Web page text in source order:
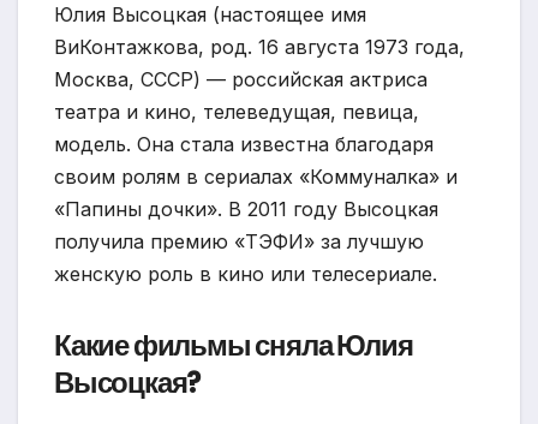
Юлия Высоцкая (настоящее имя
ВиКонтажкова, род. 16 августа 1973 года,
Москва, СССР) — российская актриса
театра и кино, телеведущая, певица,
модель. Она стала известна благодаря
своим ролям в сериалах «Коммуналка» и
«Папины дочки». В 2011 году Высоцкая
получила премию «ТЭФИ» за лучшую
женскую роль в кино или телесериале.
Какие фильмы сняла Юлия
Высоцкая?